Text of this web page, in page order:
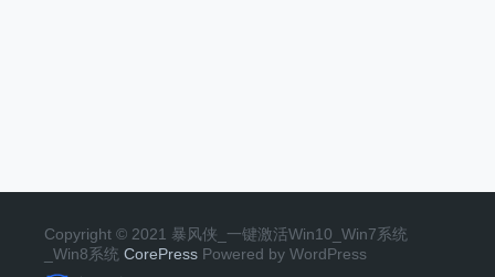
Copyright © 2021 暴风侠_一键激活Win10_Win7系统
_Win8系统 CorePress Powered by WordPress